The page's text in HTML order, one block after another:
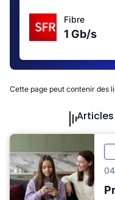
Fibre
1 Gb/s
Cette page peut contenir des